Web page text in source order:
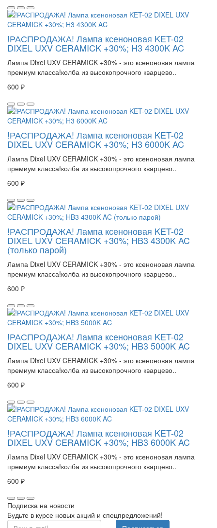
!РАСПРОДАЖА! Лампа ксеноновая KET-02
DIXEL UXV CERAMICK +30%; H3 4300K AC
Лампа Dixel UXV CERAMICK +30% - это ксеноновая лампа
премиум класса!колба из высокопрочного кварцево..
600 ₽
!РАСПРОДАЖА! Лампа ксеноновая KET-02
DIXEL UXV CERAMICK +30%; H3 6000K AC
Лампа Dixel UXV CERAMICK +30% - это ксеноновая лампа
премиум класса!колба из высокопрочного кварцево..
600 ₽
!РАСПРОДАЖА! Лампа ксеноновая KET-02
DIXEL UXV CERAMICK +30%; HB3 4300K AC
(только парой)
Лампа Dixel UXV CERAMICK +30% - это ксеноновая лампа
премиум класса!колба из высокопрочного кварцево..
600 ₽
!РАСПРОДАЖА! Лампа ксеноновая KET-02
DIXEL UXV CERAMICK +30%; HB3 5000K AC
Лампа Dixel UXV CERAMICK +30% - это ксеноновая лампа
премиум класса!колба из высокопрочного кварцево..
600 ₽
!РАСПРОДАЖА! Лампа ксеноновая KET-02
DIXEL UXV CERAMICK +30%; HB3 6000K AC
Лампа Dixel UXV CERAMICK +30% - это ксеноновая лампа
премиум класса!колба из высокопрочного кварцево..
600 ₽
Подписка на новости
Будьте в курсе новых акций и спецпредложений!